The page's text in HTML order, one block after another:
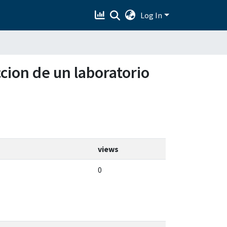
Log In
de un laboratorio
views
0